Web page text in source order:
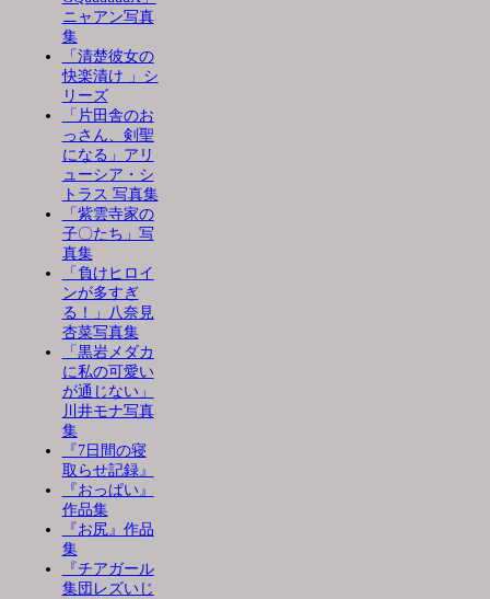
ニャアン写真
集
「清楚彼女の
快楽漬け 」シ
リーズ
「片田舎のお
っさん、剣聖
になる」アリ
ューシア・シ
トラス 写真集
「紫雲寺家の
子〇たち」写
真集
「負けヒロイ
ンが多すぎ
る！」八奈見
杏菜写真集
「黒岩メダカ
に私の可愛い
が通じない」
川井モナ写真
集
『7日間の寝
取らせ記録』
『おっぱい』
作品集
『お尻』作品
集
『チアガール
集団レズいじ